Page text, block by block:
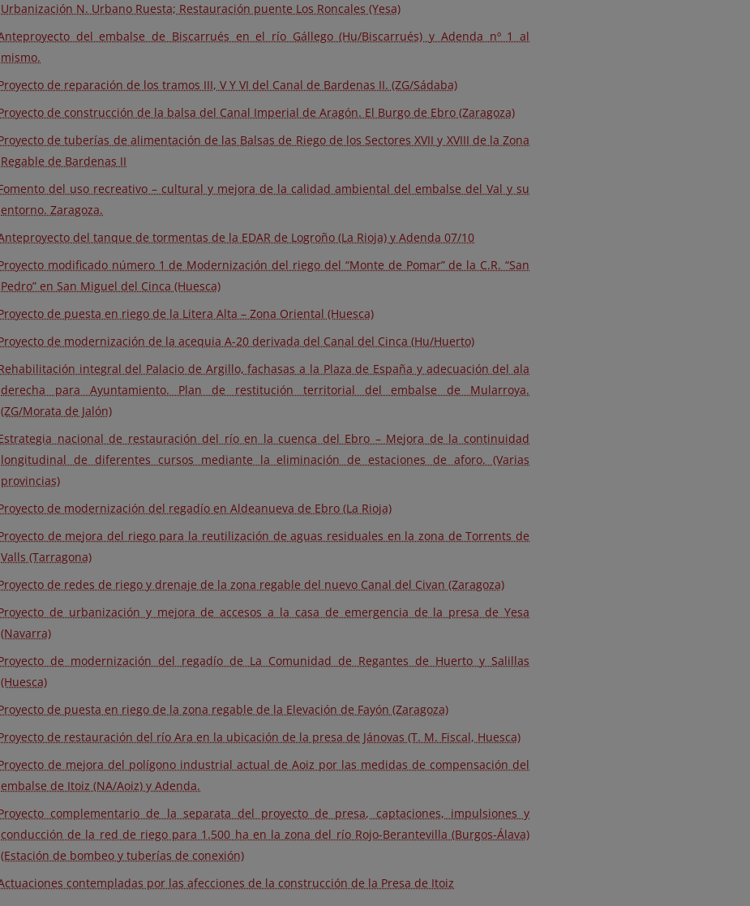
Urbanización N. Urbano Ruesta; Restauración puente Los Roncales (Yesa)
del embalse de Biscarrués en el río Gállego (Hu/Biscarrués) y Adenda nº 1 al
mismo.
de reparación de los tramos III, V Y VI del Canal de Bardenas II. (ZG/Sádaba)
de construcción de la balsa del Canal Imperial de Aragón. El Burgo de Ebro (Zaragoza)
de tuberías de alimentación de las Balsas de Riego de los Sectores XVII y XVIII de la Zona
Regable de Bardenas II
del uso recreativo – cultural y mejora de la calidad ambiental del embalse del Val y su
entorno. Zaragoza.
del tanque de tormentas de la EDAR de Logroño (La Rioja) y Adenda 07/10
modificado número 1 de Modernización del riego del “Monte de Pomar” de la C.R. “San
Pedro” en San Miguel del Cinca (Huesca)
de puesta en riego de la Litera Alta – Zona Oriental (Huesca)
de modernización de la acequia A-20 derivada del Canal del Cinca (Hu/Huerto)
integral del Palacio de Argillo, fachasas a la Plaza de España y adecuación del ala
derecha para Ayuntamiento. Plan de restitución territorial del embalse de Mularroya.
(ZG/Morata de Jalón)
nacional de restauración del río en la cuenca del Ebro – Mejora de la continuidad
longitudinal de diferentes cursos mediante la eliminación de estaciones de aforo. (Varias
provincias)
de modernización del regadío en Aldeanueva de Ebro (La Rioja)
de mejora del riego para la reutilización de aguas residuales en la zona de Torrents de
Valls (Tarragona)
de redes de riego y drenaje de la zona regable del nuevo Canal del Civan (Zaragoza)
de urbanización y mejora de accesos a la casa de emergencia de la presa de Yesa
(Navarra)
de modernización del regadío de La Comunidad de Regantes de Huerto y Salillas
(Huesca)
de puesta en riego de la zona regable de la Elevación de Fayón (Zaragoza)
de restauración del río Ara en la ubicación de la presa de Jánovas (T. M. Fiscal, Huesca)
de mejora del polígono industrial actual de Aoiz por las medidas de compensación del
embalse de Itoiz (NA/Aoiz) y Adenda.
complementario de la separata del proyecto de presa, captaciones, impulsiones y
conducción de la red de riego para 1.500 ha en la zona del río Rojo-Berantevilla (Burgos-Álava)
(Estación de bombeo y tuberías de conexión)
contempladas por las afecciones de la construcción de la Presa de Itoiz